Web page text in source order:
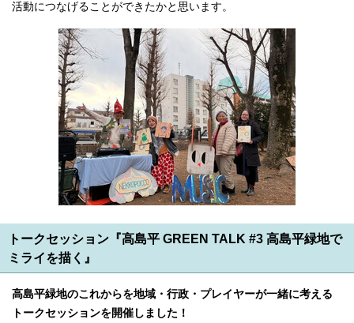
活動につなげることができたかと思います。
トークセッション『高島平 GREEN TALK #3 高島平緑地で
ミライを描く』
高島平緑地のこれからを地域・行政・プレイヤーが一緒に考える
トークセッションを開催しました！